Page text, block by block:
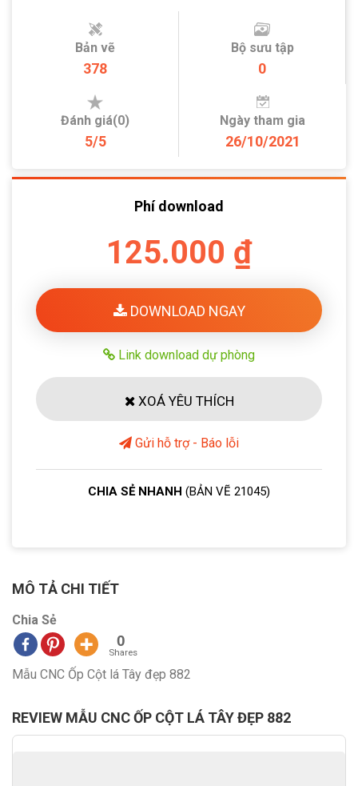
Bản vẽ
378
Bộ sưu tập
0
Đánh giá(0)
5/5
Ngày tham gia
26/10/2021
Phí download
125.000 ₫
DOWNLOAD NGAY
Link download dự phòng
XOÁ YÊU THÍCH
Gửi hỗ trợ - Báo lỗi
CHIA SẺ NHANH (BẢN VẼ 21045)
MÔ TẢ CHI TIẾT
Chia Sẻ
0
Shares
Mẫu CNC Ốp Cột lá Tây đẹp 882
REVIEW MẪU CNC ỐP CỘT LÁ TÂY ĐẸP 882